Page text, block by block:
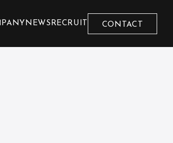
NEWS RECRUIT CONTACT